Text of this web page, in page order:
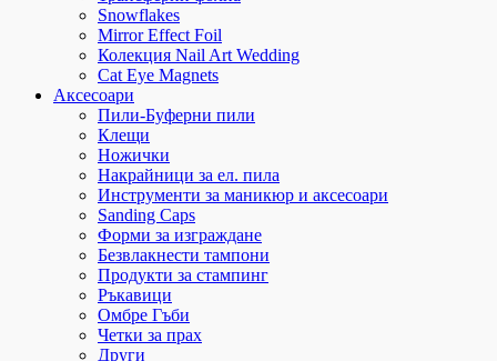
Snowflakes
Mirror Effect Foil
Колекция Nail Art Wedding
Cat Eye Magnets
Аксесоари
Пили-Буферни пили
Клещи
Ножички
Накрайници за ел. пила
Инструменти за маникюр и аксесоари
Sanding Caps
Форми за изграждане
Безвлакнести тампони
Продукти за стампинг
Ръкавици
Омбре Гъби
Четки за прах
Други